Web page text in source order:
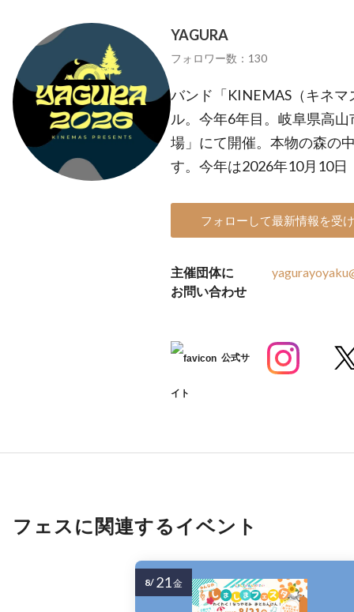
YAGURA
フォロワー数：130
バンド「KINEMAS（キネ
ル。今年6年目。岐阜県高
場」にて開催。本物の森の
す。今年は2026年10月10
フォローして最新情報を受
主催団体に
お問い合わせ
公式サ
イト
フェスに関連するイベント
8/ 21金